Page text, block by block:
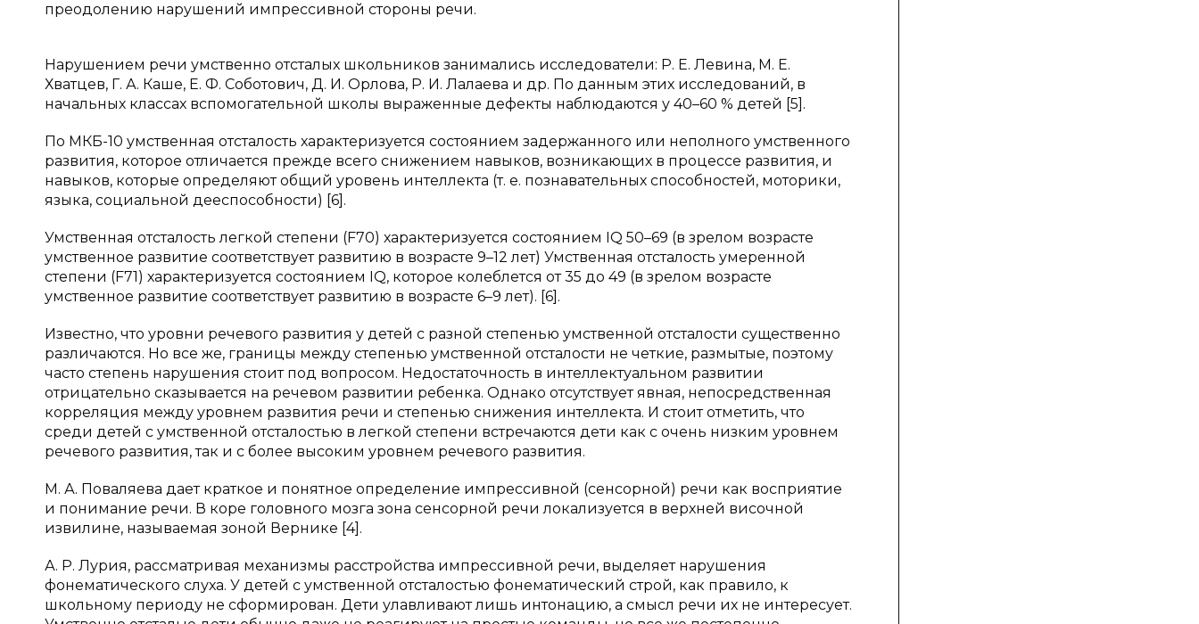
преодолению нарушений импрессивной стороны речи.
Нарушением речи умственно отсталых школьников занимались исследователи: Р. Е. Левина, М. Е.
Хватцев, Г. А. Каше, Е. Ф. Соботович, Д. И. Орлова, Р. И. Лалаева и др. По данным этих исследований, в
начальных классах вспомогательной школы выраженные дефекты наблюдаются у 40–60 % детей [5].
По МКБ-10 умственная отсталость характеризуется состоянием задержанного или неполного умственного
развития, которое отличается прежде всего снижением навыков, возникающих в процессе развития, и
навыков, которые определяют общий уровень интеллекта (т. е. познавательных способностей, моторики,
языка, социальной дееспособности) [6].
Умственная отсталость легкой степени (F70) характеризуется состоянием IQ 50–69 (в зрелом возрасте
умственное развитие соответствует развитию в возрасте 9–12 лет) Умственная отсталость умеренной
степени (F71) характеризуется состоянием IQ, которое колеблется от 35 до 49 (в зрелом возрасте
умственное развитие соответствует развитию в возрасте 6–9 лет). [6].
Известно, что уровни речевого развития у детей с разной степенью умственной отсталости существенно
различаются. Но все же, границы между степенью умственной отсталости не четкие, размытые, поэтому
часто степень нарушения стоит под вопросом. Недостаточность в интеллектуальном развитии
отрицательно сказывается на речевом развитии ребенка. Однако отсутствует явная, непосредственная
корреляция между уровнем развития речи и степенью снижения интеллекта. И стоит отметить, что
среди детей с умственной отсталостью в легкой степени встречаются дети как с очень низким уровнем
речевого развития, так и с более высоким уровнем речевого развития.
М. А. Поваляева дает краткое и понятное определение импрессивной (сенсорной) речи как восприятие
и понимание речи. В коре головного мозга зона сенсорной речи локализуется в верхней височной
извилине, называемая зоной Вернике [4].
А. Р. Лурия, рассматривая механизмы расстройства импрессивной речи, выделяет нарушения
фонематического слуха. У детей с умственной отсталостью фонематический строй, как правило, к
школьному периоду не сформирован. Дети улавливают лишь интонацию, а смысл речи их не интересует.